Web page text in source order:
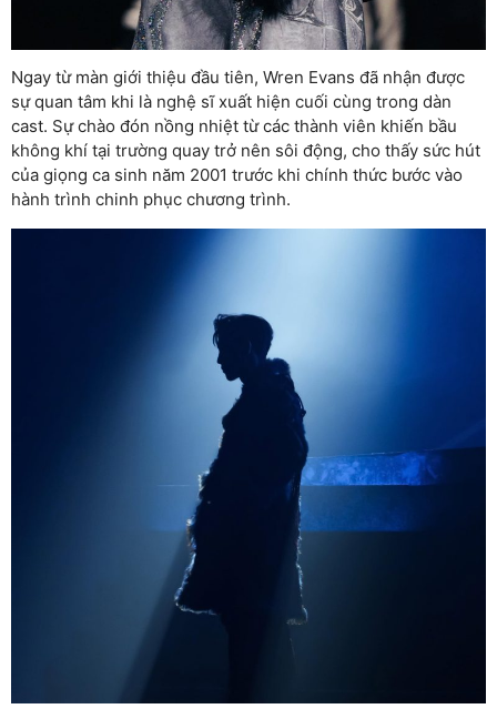
Ngay từ màn giới thiệu đầu tiên, Wren Evans đã nhận được
sự quan tâm khi là nghệ sĩ xuất hiện cuối cùng trong dàn
cast. Sự chào đón nồng nhiệt từ các thành viên khiến bầu
không khí tại trường quay trở nên sôi động, cho thấy sức hút
của giọng ca sinh năm 2001 trước khi chính thức bước vào
hành trình chinh phục chương trình.